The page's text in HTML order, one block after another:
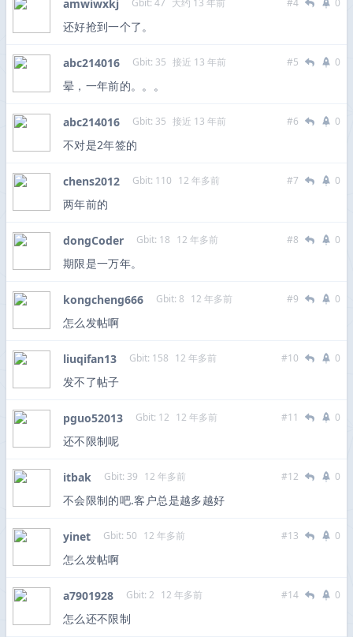
amwiwxkj Gbit: 47 大约 13 年前 #4 0
还好抢到一个了。
abc214016 Gbit: 35 接近 13 年前 #5 0
晕，一年前的。。。
abc214016 Gbit: 35 接近 13 年前 #6 0
不对是2年签的
chens2012 Gbit: 110 12 年多前 #7 0
两年前的
dongCoder Gbit: 18 12 年多前 #8 0
期限是一万年。
kongcheng666 Gbit: 8 12 年多前 #9 0
怎么发帖啊
liuqifan13 Gbit: 158 12 年多前 #10 0
发不了帖子
pguo52013 Gbit: 12 12 年多前 #11 0
还不限制呢
itbak Gbit: 39 12 年多前 #12 0
不会限制的吧.客户总是越多越好
yinet Gbit: 50 12 年多前 #13 0
怎么发帖啊
a7901928 Gbit: 2 12 年多前 #14 0
怎么还不限制